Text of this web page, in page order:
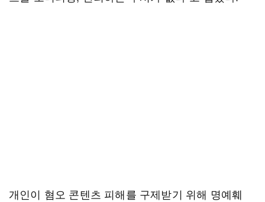
개인이 혐오 콘텐츠 피해를 구제받기 위해 명예훼